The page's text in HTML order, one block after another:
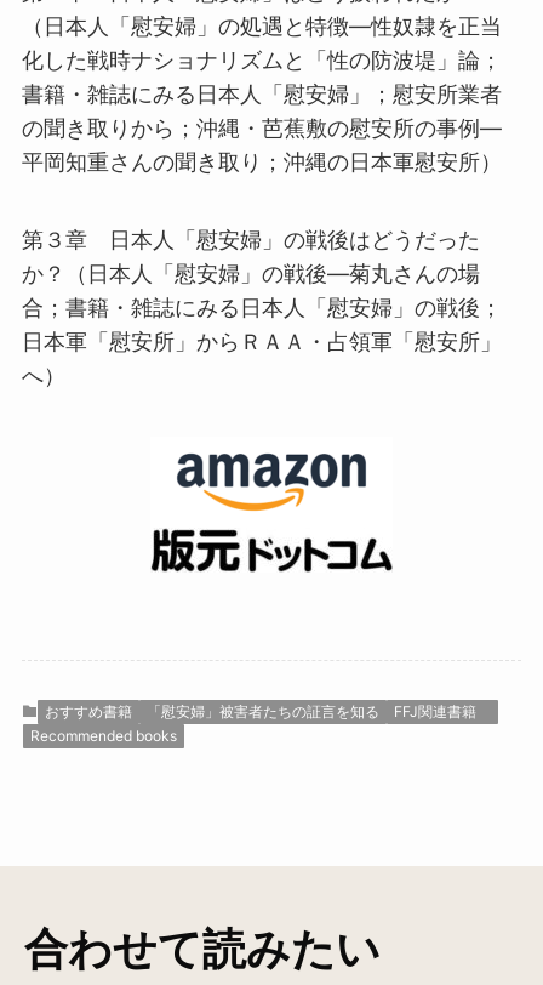
（日本人「慰安婦」の処遇と特徴―性奴隷を正当
化した戦時ナショナリズムと「性の防波堤」論；
書籍・雑誌にみる日本人「慰安婦」；慰安所業者
の聞き取りから；沖縄・芭蕉敷の慰安所の事例―
平岡知重さんの聞き取り；沖縄の日本軍慰安所）
第３章 日本人「慰安婦」の戦後はどうだった
か？（日本人「慰安婦」の戦後―菊丸さんの場
合；書籍・雑誌にみる日本人「慰安婦」の戦後；
日本軍「慰安所」からＲＡＡ・占領軍「慰安所」
へ）
おすすめ書籍 「慰安婦」被害者たちの証言を知る
FFJ関連書籍
Recommended books
合わせて読みたい